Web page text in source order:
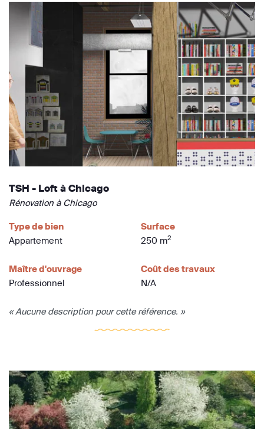
TSH - Loft à Chicago
Rénovation à Chicago
Type de bien
Appartement
Surface
250 m2
Maître d'ouvrage
Professionnel
Coût des travaux
N/A
« Aucune description pour cette référence. »